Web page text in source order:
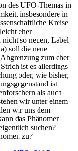
des UFO-Themas in
insbesondere in
Kreise
eher
so neuen, Label
soll die neue
zum eher
ist es allerdings
oder, wie bisher,
ist
als auch
wir unter einem
wir uns dem
das Phänomen
suchen?
zu?